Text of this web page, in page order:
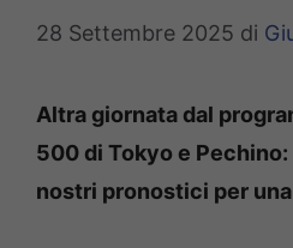
28 Settembre 2025 di
Altra giornata dal
500 di Tokyo e
nostri pronostici per